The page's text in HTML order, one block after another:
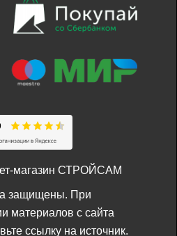
магазин СТРОЙСАМ
защищены. При
материалов с сайта
ссылку на источник.